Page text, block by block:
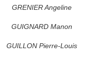
GRENIER Angeline
GUIGNARD Manon
GUILLON Pierre-Louis